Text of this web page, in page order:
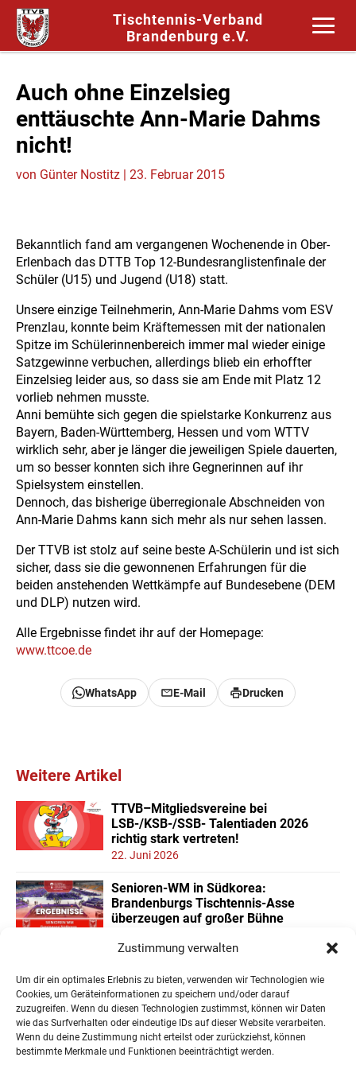
Zustimmung verwalten
Um dir ein optimales Erlebnis zu bieten, verwenden wir Technologien wie
Cookies, um Geräteinformationen zu speichern und/oder darauf
zuzugreifen. Wenn du diesen Technologien zustimmst, können wir Daten
wie das Surfverhalten oder eindeutige IDs auf dieser Website verarbeiten.
Wenn du deine Zustimmung nicht erteilst oder zurückziehst, können
bestimmte Merkmale und Funktionen beeinträchtigt werden.
Tischtennis-Verband
Brandenburg e.V.
Auch ohne Einzelsieg
enttäuschte Ann-Marie Dahms
nicht!
von Günter Nostitz | 23. Februar 2015
Bekanntlich fand am vergangenen Wochenende in Ober-
Erlenbach das DTTB Top 12-Bundesranglistenfinale der
Schüler (U15) und Jugend (U18) statt.
Unsere einzige Teilnehmerin, Ann-Marie Dahms vom ESV
Prenzlau, konnte beim Kräftemessen mit der nationalen
Spitze im Schülerinnenbereich immer mal wieder einige
Satzgewinne verbuchen, allerdings blieb ein erhoffter
Einzelsieg leider aus, so dass sie am Ende mit Platz 12
vorlieb nehmen musste.
Anni bemühte sich gegen die spielstarke Konkurrenz aus
Bayern, Baden-Württemberg, Hessen und vom WTTV
wirklich sehr, aber je länger die jeweiligen Spiele dauerten,
um so besser konnten sich ihre Gegnerinnen auf ihr
Spielsystem einstellen.
Dennoch, das bisherige überregionale Abschneiden von
Ann-Marie Dahms kann sich mehr als nur sehen lassen.
Der TTVB ist stolz auf seine beste A-Schülerin und ist sich
sicher, dass sie die gewonnenen Erfahrungen für die
beiden anstehenden Wettkämpfe auf Bundesebene (DEM
und DLP) nutzen wird.
Alle Ergebnisse findet ihr auf der Homepage:
www.ttcoe.de
WhatsApp E-Mail Drucken
Weitere Artikel
TTVB–Mitgliedsvereine bei
LSB-/KSB-/SSB- Talentiaden 2026
richtig stark vertreten!
22. Juni 2026
Senioren-WM in Südkorea:
Brandenburgs Tischtennis-Asse
überzeugen auf großer Bühne
Bundesfinale der Minimeisterschaften
15. Juni 2026
« Ältere Einträge Nächste Einträge »